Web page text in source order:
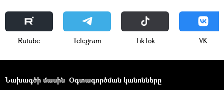
Rutube Telegram ТikТоk VK
Նախագծի մասին Օգտագործման կանոնները